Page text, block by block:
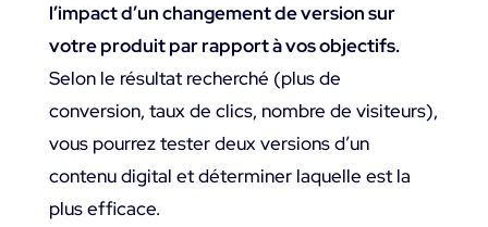
l’impact d’un changement de version sur
votre produit par rapport à vos objectifs.
Selon le résultat recherché (plus de
conversion, taux de clics, nombre de visiteurs),
vous pourrez tester deux versions d’un
contenu digital et déterminer laquelle est la
plus efficace.